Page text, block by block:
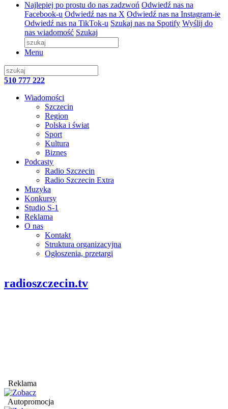
Najlepiej po prostu do nas zadzwoń Odwiedź nas na
Facebook-u Odwiedź nas na X Odwiedź nas na Instagram-ie
Odwiedź nas na TikTok-u Szukaj nas na Spotify Wyślij do
nas wiadomość Szukaj
Menu
510 777 222
Wiadomości
Szczecin
Region
Polska i świat
Sport
Kultura
Biznes
Podcasty
Radio Szczecin
Radio Szczecin Extra
Muzyka
Konkursy
Studio S-1
Reklama
O nas
Kontakt
Struktura organizacyjna
Ogłoszenia, przetargi
radioszczecin.tv
Reklama
Autopromocja